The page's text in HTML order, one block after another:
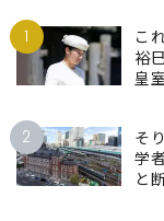
1
こ
裕
皇
2
そ
学
と